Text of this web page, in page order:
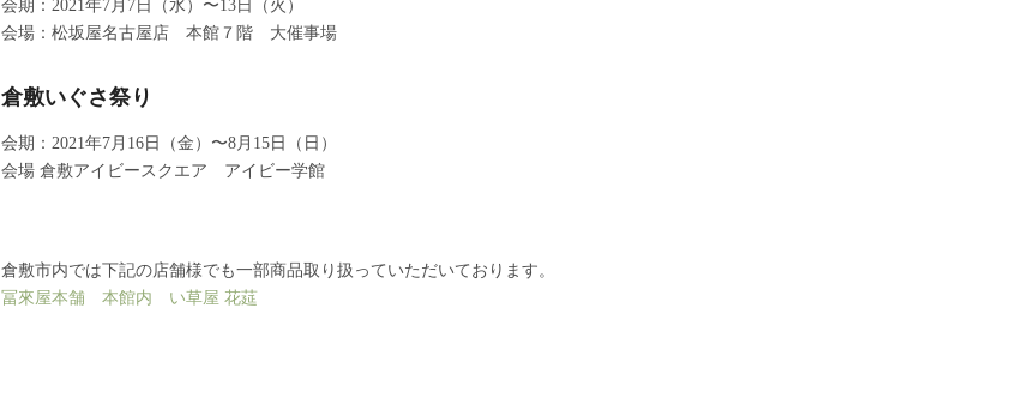
会期：2021年7月7日（水）〜13日（火）
会場：松坂屋名古屋店 本館７階 大催事場
倉敷いぐさ祭り
会期：2021年7月16日（金）〜8月15日（日）
会場 倉敷アイビースクエア アイビー学館
倉敷市内では下記の店舗様でも一部商品取り扱っていただいております。
冨來屋本舗 本館内 い草屋 花莚